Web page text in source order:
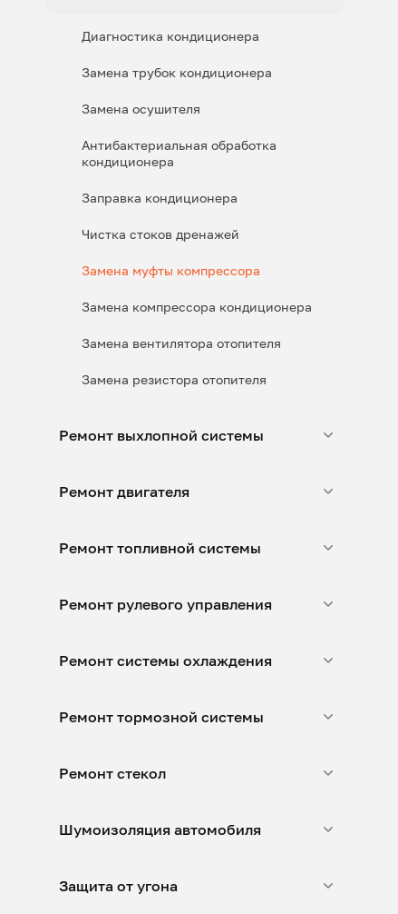
Диагностика кондиционера
Замена трубок кондиционера
Замена осушителя
Антибактериальная обработка
кондиционера
Заправка кондиционера
Чистка стоков дренажей
Замена муфты компрессора
Замена компрессора кондиционера
Замена вентилятора отопителя
Замена резистора отопителя
Ремонт выхлопной системы
Ремонт двигателя
Ремонт топливной системы
Ремонт рулевого управления
Ремонт системы охлаждения
Ремонт тормозной системы
Ремонт стекол
Шумоизоляция автомобиля
Защита от угона